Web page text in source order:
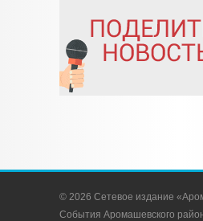
© 2026 Сетевое издание
События Аромашевского